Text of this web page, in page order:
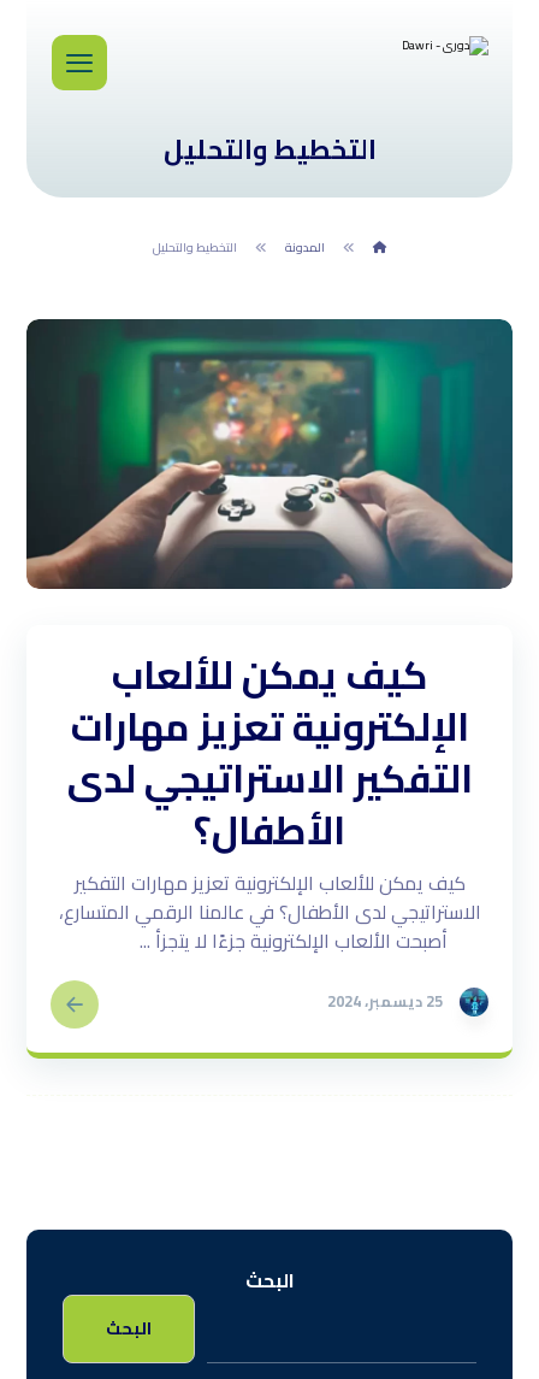
التخطيط والتحليل
المدونة التخطيط والتحليل
كيف يمكن للألعاب
الإلكترونية تعزيز مهارات
التفكير الاستراتيجي لدى
الأطفال؟
25 ديسمبر، 2024
كيف يمكن للألعاب الإلكترونية تعزيز مهارات التفكير
الاستراتيجي لدى الأطفال؟ في عالمنا الرقمي المتسارع،
أصبحت الألعاب الإلكترونية جزءًا لا يتجزأ ...
البحث
البحث